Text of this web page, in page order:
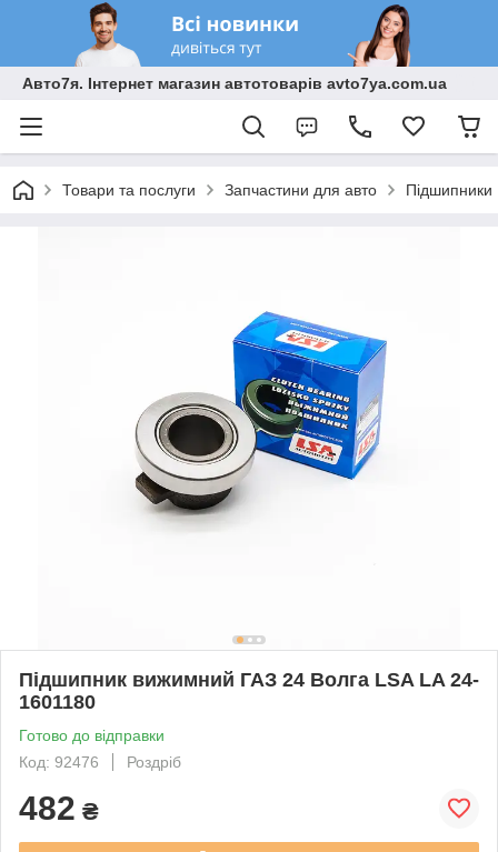
Авто7я. Інтернет магазин автотоварів avto7ya.com.ua
Товари та послуги Запчастини для авто Підшипники
Підшипник вижимний ГАЗ 24 Волга LSA LA 24-
1601180
Готово до відправки
Код: 92476
Роздріб
482 ₴